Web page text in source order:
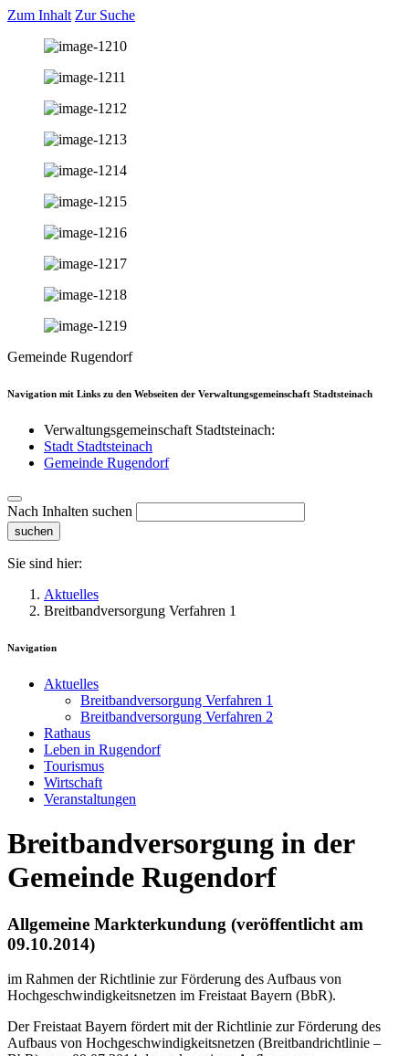
Zum Inhalt Zur Suche
Gemeinde Rugendorf
Navigation mit Links zu den Webseiten der Verwaltungsgemeinschaft Stadtsteinach
Verwaltungsgemeinschaft Stadtsteinach:
Stadt Stadtsteinach
Gemeinde Rugendorf
Nach Inhalten suchen
suchen
Sie sind hier:
Aktuelles
Breitbandversorgung Verfahren 1
Navigation
Aktuelles
Breitbandversorgung Verfahren 1
Breitbandversorgung Verfahren 2
Rathaus
Leben in Rugendorf
Tourismus
Wirtschaft
Veranstaltungen
Breitbandversorgung in der
Gemeinde Rugendorf
Allgemeine Markterkundung (veröffentlicht am
09.10.2014)
im Rahmen der Richtlinie zur Förderung des Aufbaus von
Hochgeschwindigkeitsnetzen im Freistaat Bayern (BbR).
Der Freistaat Bayern fördert mit der Richtlinie zur Förderung des
Aufbaus von Hochgeschwindigkeitsnetzen (Breitbandrichtlinie –